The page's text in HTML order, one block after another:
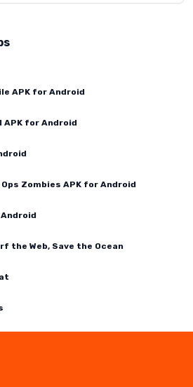
APK for Android
APK for Android
Zombies APK for Android
Android
the Web, Save the Ocean